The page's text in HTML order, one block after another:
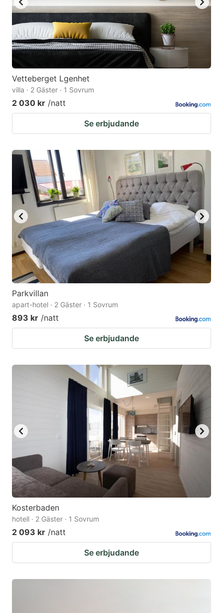
Vetteberget Lgenhet
villa · 2 Gäster · 1 Sovrum
2 030 kr /natt
Se erbjudande
Parkvillan
apart-hotel · 2 Gäster · 1 Sovrum
893 kr /natt
Se erbjudande
Kosterbaden
hotell · 2 Gäster · 1 Sovrum
2 093 kr /natt
Se erbjudande